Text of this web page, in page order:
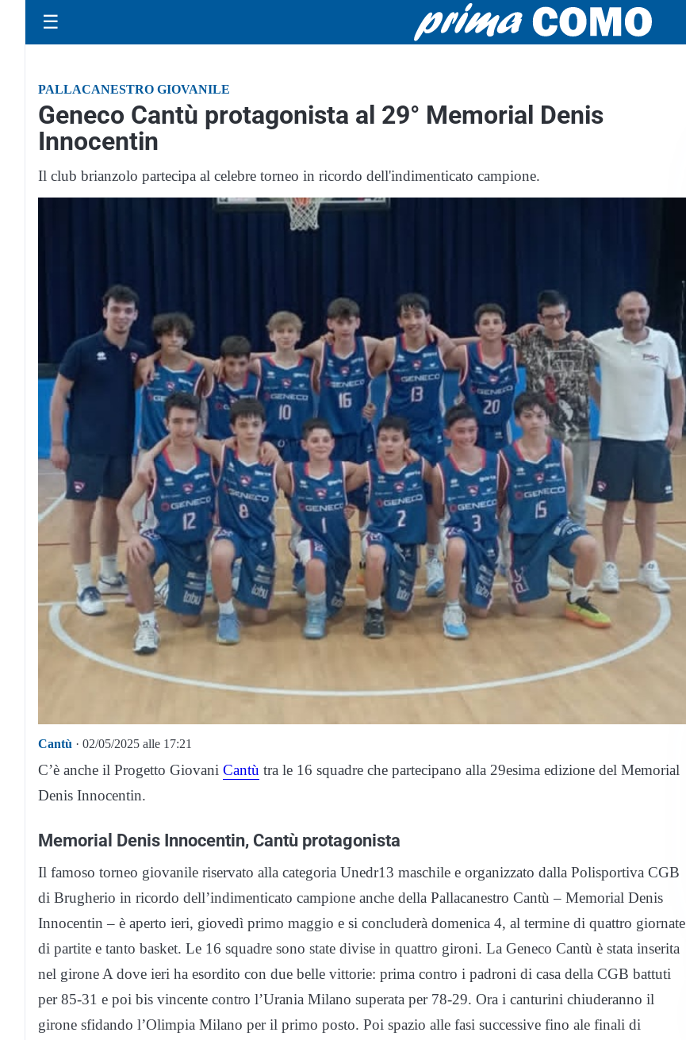
☰
PALLACANESTRO GIOVANILE
Geneco Cantù protagonista al 29° Memorial Denis
Innocentin
Il club brianzolo partecipa al celebre torneo in ricordo dell'indimenticato campione.
Cantù · 02/05/2025 alle 17:21
C’è anche il Progetto Giovani Cantù tra le 16 squadre che partecipano alla 29esima edizione del Memorial
Denis Innocentin.
Memorial Denis Innocentin, Cantù protagonista
Il famoso torneo giovanile riservato alla categoria Unedr13 maschile e organizzato dalla Polisportiva CGB
di Brugherio in ricordo dell’indimenticato campione anche della Pallacanestro Cantù – Memorial Denis
Innocentin – è aperto ieri, giovedì primo maggio e si concluderà domenica 4, al termine di quattro giornate
di partite e tanto basket. Le 16 squadre sono state divise in quattro gironi. La Geneco Cantù è stata inserita
nel girone A dove ieri ha esordito con due belle vittorie: prima contro i padroni di casa della CGB battuti
per 85-31 e poi bis vincente contro l’Urania Milano superata per 78-29. Ora i canturini chiuderanno il
girone sfidando l’Olimpia Milano per il primo posto. Poi spazio alle fasi successive fino ale finali di